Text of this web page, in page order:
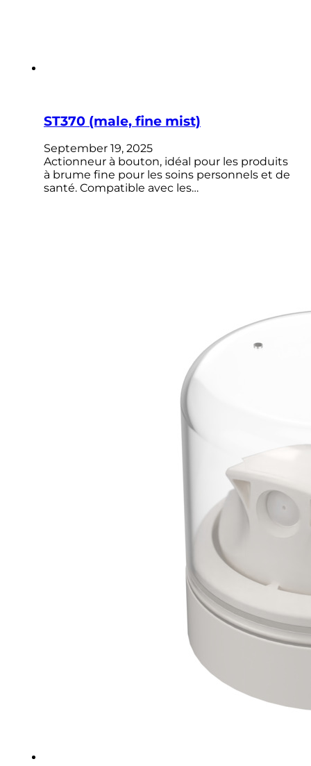
ST370 (male, fine mist)
September 19, 2025
Actionneur à bouton, idéal pour les produits
à brume fine pour les soins personnels et de
santé. Compatible avec les…